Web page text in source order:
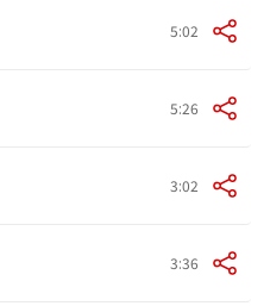
5:02
5:26
3:02
3:36